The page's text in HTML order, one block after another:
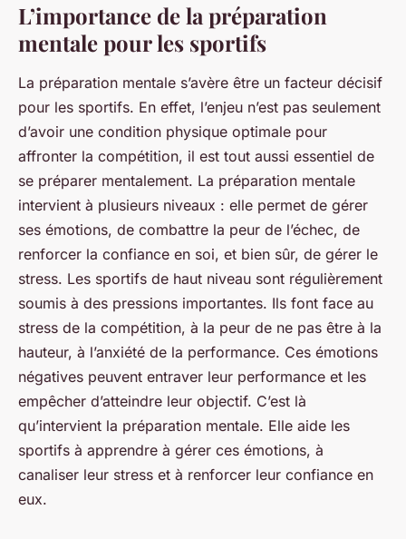
L’importance de la préparation
mentale pour les sportifs
La préparation mentale s’avère être un facteur décisif
pour les sportifs. En effet, l’enjeu n’est pas seulement
d’avoir une condition physique optimale pour
affronter la compétition, il est tout aussi essentiel de
se préparer mentalement. La préparation mentale
intervient à plusieurs niveaux : elle permet de gérer
ses émotions, de combattre la peur de l’échec, de
renforcer la confiance en soi, et bien sûr, de gérer le
stress. Les sportifs de haut niveau sont régulièrement
soumis à des pressions importantes. Ils font face au
stress de la compétition, à la peur de ne pas être à la
hauteur, à l’anxiété de la performance. Ces émotions
négatives peuvent entraver leur performance et les
empêcher d’atteindre leur objectif. C’est là
qu’intervient la préparation mentale. Elle aide les
sportifs à apprendre à gérer ces émotions, à
canaliser leur stress et à renforcer leur confiance en
eux.